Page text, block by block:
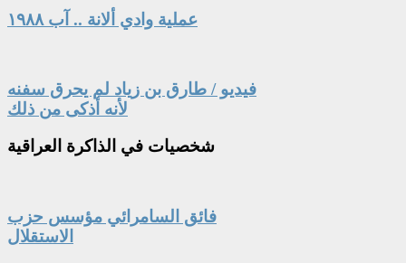
عملية وادي ألانة .. آب ١٩٨٨
فيديو / طارق بن زياد لم يحرق سفنه
لأنه أذكى من ذلك
شخصيات في الذاكرة العراقية
فائق السامرائي مؤسس حزب
الاستقلال